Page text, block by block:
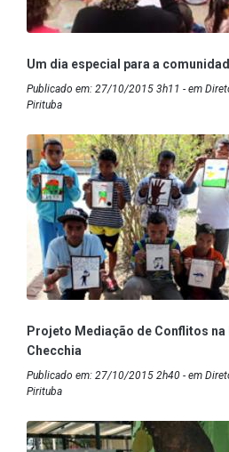
Um dia especial para a
Publicado em: 27/10/2015 3h11 - em
Pirituba
Projeto Mediação de Conflitos na
Checchia
Publicado em: 27/10/2015 2h40 - em
Pirituba